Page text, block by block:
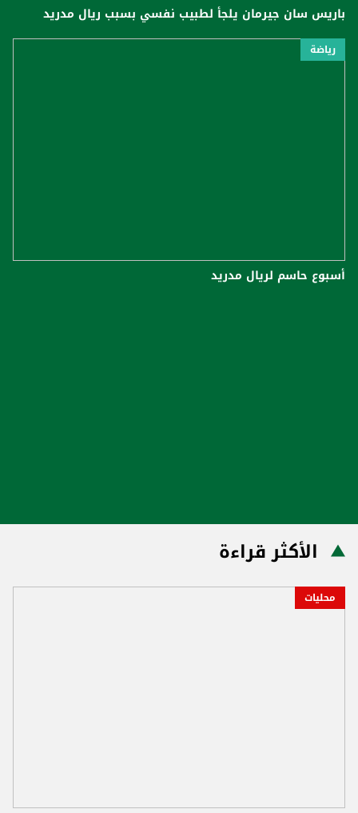
باريس سان جيرمان يلجأ لطبيب نفسي بسبب ريال مدريد
رياضة
أسبوع حاسم لريال مدريد
الأكثر قراءة
محليات